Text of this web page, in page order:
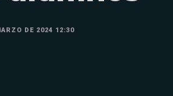
DE 2024 12:30